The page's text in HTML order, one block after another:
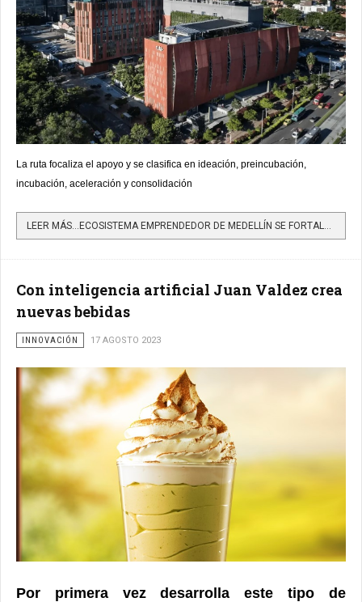
La ruta focaliza el apoyo y se clasifica en ideación, preincubación,
incubación, aceleración y consolidación
LEER MÁS…ECOSISTEMA EMPRENDEDOR DE MEDELLÍN SE FORTALECE CON MÁS DE 25 ALIADOS
Con inteligencia artificial Juan Valdez crea
nuevas bebidas
INNOVACIÓN 17 AGOSTO 2023
Por primera vez desarrolla este tipo de